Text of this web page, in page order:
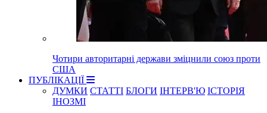
Чотири авторитарні держави зміцнили союз проти
США
ПУБЛІКАЦІЇ
ДУМКИ СТАТТІ БЛОГИ ІНТЕРВ'Ю ІСТОРІЯ
ІНОЗМІ